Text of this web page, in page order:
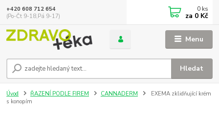
Menu
Hledat
+420 608 712 654
(Po-Čt 9-18,Pá 9-17)
0 ks
za 0 Kč
Úvod ŘAZENÍ PODLE FIREM CANNADERM
EXEMA zklidňující krém
s konopím